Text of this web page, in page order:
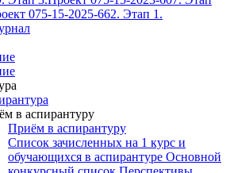
075-15-2025-662. Этап 1.
в аспирантуру
Приём в аспирантуру
Список зачисленных на 1 курс и
обучающихся в аспирантуре Основной